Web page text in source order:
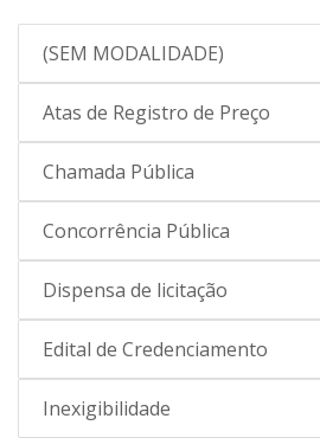
(SEM MODALIDADE)
Atas de Registro de Preço
Chamada Pública
Concorrência Pública
Dispensa de licitação
Edital de Credenciamento
Inexigibilidade